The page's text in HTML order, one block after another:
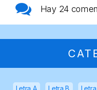
Hay 24
Letra A Letra B